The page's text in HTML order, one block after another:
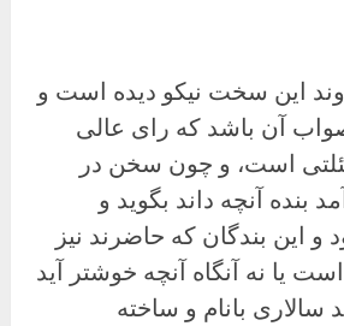
این سخت نیکو دیده است و
آن باشد که رای عالی
است، و چون سخن در
بنده آنچه داند بگوید و
و این بندگان که حاضرند نیز
یا نه آنگاه آنچه خوشتر آید
سالاری بانام و ساخته